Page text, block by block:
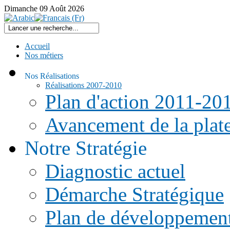
Dimanche 09 Août 2026
Accueil
Nos métiers
Nos Réalisations
Réalisations 2007-2010
Plan d'action 2011-
Avancement de la
Notre Stratégie
Diagnostic actuel
Démarche Stratégique
Plan de